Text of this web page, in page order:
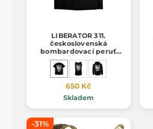
LIBERATOR 311.
československá
bombardovací peruť
RAF TRIČKO pánské
650 Kč
Skladem
-31%